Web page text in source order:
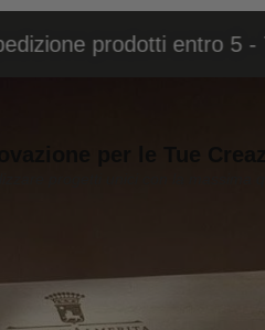
Spedizione
progetti unici con la massima